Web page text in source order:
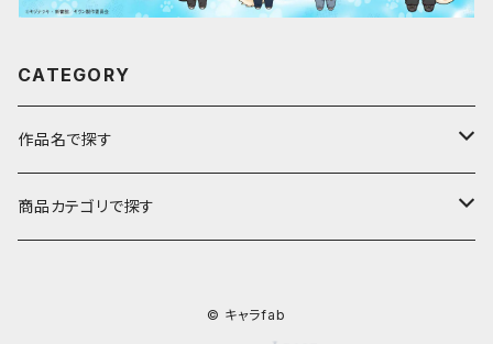
CATEGORY
作品名で探す
ア行
商品カテゴリで探す
© キャラfab